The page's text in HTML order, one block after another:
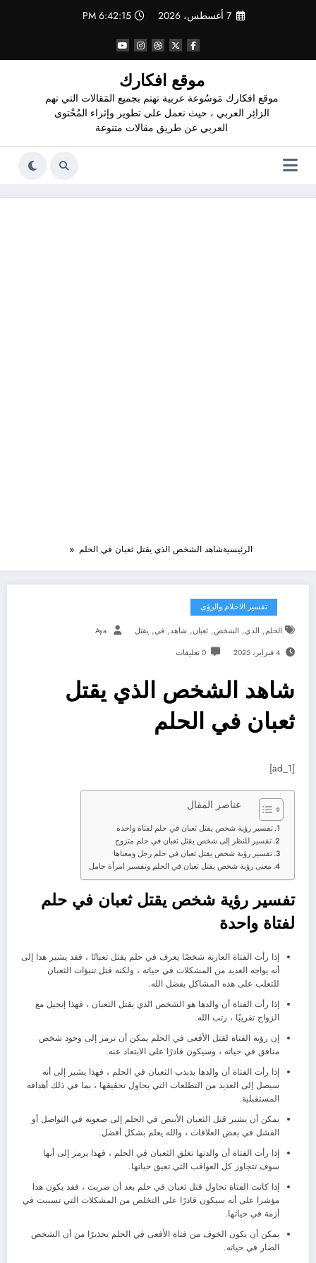
7 أغسطس، 2026 6:42:15 PM
موقع افكارك
موقع افكارك مَوسُوعة عربية تهتم بجميع المَقالات التي تهم
الزائِر العربي ، حيث نعمل على تطوير وإثراء المُحْتوى
العربي عن طريق مقالات متنوعة
الرئيسيةشاهد الشخص الذي يقتل ثعبان في الحلم
تفسير الاحلام والرؤى
الحلم, الذي, الشخص, ثعبان, شاهد, في, يقتل Aya
4 فبراير، 2025 0 تعليقات
شاهد الشخص الذي يقتل
ثعبان في الحلم
[ad_1]
عناصر المقال
تفسير رؤية شخص يقتل ثعبان في حلم لفتاة واحدة
تفسير للنظر إلى شخص يقتل ثعبان في حلم متزوج
تفسير رؤية شخص يقتل ثعبان في حلم رجل ومعناها
معنى رؤية شخص يقتل ثعبان في الحلم وتفسير امرأة حامل
تفسير رؤية شخص يقتل ثعبان في حلم
لفتاة واحدة
إذا رأت الفتاة العازبة شخصًا يعرف في حلم يقتل ثعبانًا ، فقد يشير هذا إلى
أنه يواجه العديد من المشكلات في حياته ، ولكنه قتل تنبؤات الثعبان
للتغلب على هذه المشاكل بفضل الله.
إذا رأت الفتاة أن والدها هو الشخص الذي يقتل الثعبان ، فهذا إنجيل مع
الزواج تقريبًا ، رتب الله.
إن رؤية الفتاة لقتل الأفعى في الحلم يمكن أن ترمز إلى وجود شخص
منافق في حياته ، وسيكون قادرًا على الابتعاد عنه.
إذا رأت الفتاة أن والدها يذبذب الثعبان في الحلم ، فهذا يشير إلى أنه
سيصل إلى العديد من التطلعات التي يحاول تحقيقها ، بما في ذلك أهدافه
المستقبلية.
يمكن أن يشير قتل الثعبان الأبيض في الحلم إلى صعوبة في التواصل أو
الفشل في بعض العلاقات ، والله يعلم بشكل أفضل.
إذا رأت الفتاة أن والدتها تغلق الثعبان في الحلم ، فهذا يرمز إلى أنها
سوف تتجاوز كل العواقب التي تعيق حياتها.
إذا كانت الفتاة تحاول قتل ثعبان في حلم بعد أن ضربت ، فقد يكون هذا
مؤشرا على أنه سيكون قادرًا على التخلص من المشكلات التي تسببت في
أزمة في حياتها.
يمكن أن يكون الخوف من فتاة الأفعى في الحلم تحذيرًا من أن الشخص
الضار في حياته.